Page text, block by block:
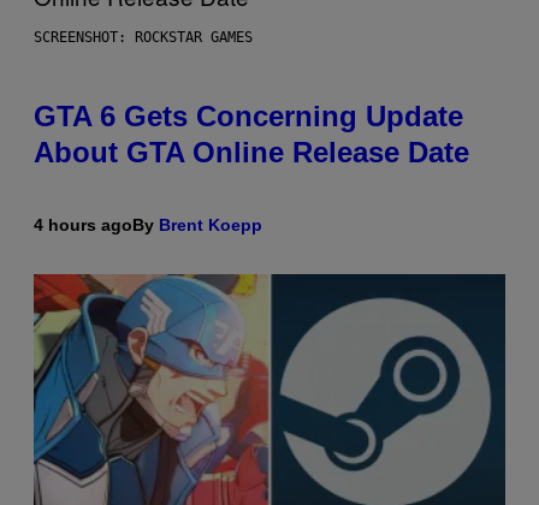
SCREENSHOT: ROCKSTAR GAMES
GTA 6 Gets Concerning Update
About GTA Online Release Date
4 hours agoBy Brent Koepp